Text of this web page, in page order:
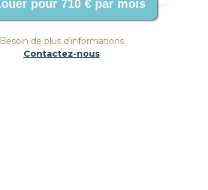
Besoin de plus d'informations
Contactez-nous